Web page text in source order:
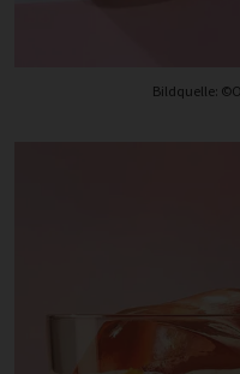
Bildquelle: